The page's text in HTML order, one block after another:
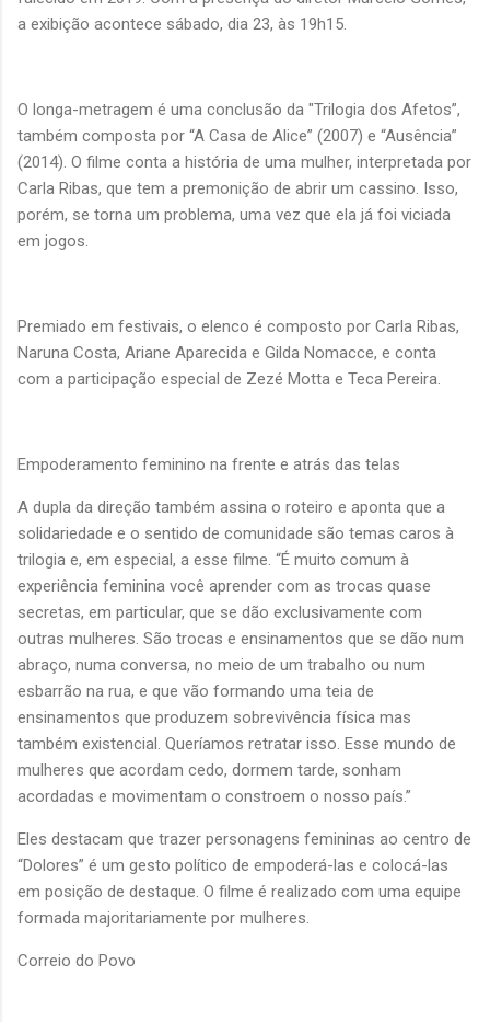
a exibição acontece sábado, dia 23, às 19h15.
O longa-metragem é uma conclusão da "Trilogia dos Afetos”,
também composta por “A Casa de Alice” (2007) e “Ausência”
(2014). O filme conta a história de uma mulher, interpretada por
Carla Ribas, que tem a premonição de abrir um cassino. Isso,
porém, se torna um problema, uma vez que ela já foi viciada
em jogos.
Premiado em festivais, o elenco é composto por Carla Ribas,
Naruna Costa, Ariane Aparecida e Gilda Nomacce, e conta
com a participação especial de Zezé Motta e Teca Pereira.
Empoderamento feminino na frente e atrás das telas
A dupla da direção também assina o roteiro e aponta que a
solidariedade e o sentido de comunidade são temas caros à
trilogia e, em especial, a esse filme. “É muito comum à
experiência feminina você aprender com as trocas quase
secretas, em particular, que se dão exclusivamente com
outras mulheres. São trocas e ensinamentos que se dão num
abraço, numa conversa, no meio de um trabalho ou num
esbarrão na rua, e que vão formando uma teia de
ensinamentos que produzem sobrevivência física mas
também existencial. Queríamos retratar isso. Esse mundo de
mulheres que acordam cedo, dormem tarde, sonham
acordadas e movimentam o constroem o nosso país.”
Eles destacam que trazer personagens femininas ao centro de
“Dolores” é um gesto político de empoderá-las e colocá-las
em posição de destaque. O filme é realizado com uma equipe
formada majoritariamente por mulheres.
Correio do Povo